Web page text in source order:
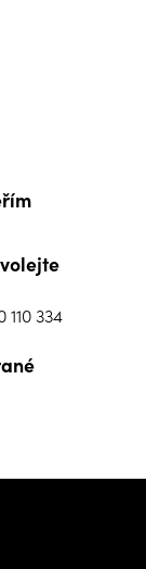
110 334